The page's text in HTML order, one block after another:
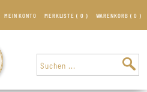
MEIN KONTO MERKLISTE ( 0 ) WARENKORB (0 )